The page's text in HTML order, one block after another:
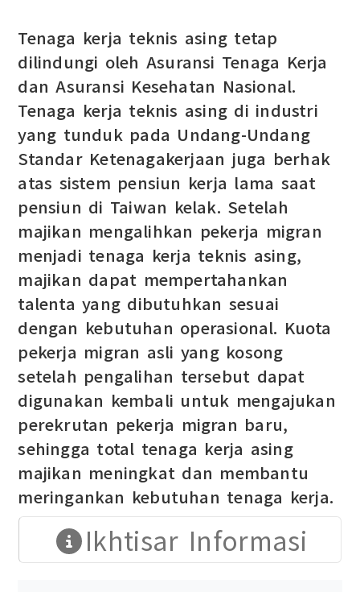
Tenaga kerja teknis asing tetap
dilindungi oleh Asuransi Tenaga Kerja
dan Asuransi Kesehatan Nasional.
Tenaga kerja teknis asing di industri
yang tunduk pada Undang-Undang
Standar Ketenagakerjaan juga berhak
atas sistem pensiun kerja lama saat
pensiun di Taiwan kelak. Setelah
majikan mengalihkan pekerja migran
menjadi tenaga kerja teknis asing,
majikan dapat mempertahankan
talenta yang dibutuhkan sesuai
dengan kebutuhan operasional. Kuota
pekerja migran asli yang kosong
setelah pengalihan tersebut dapat
digunakan kembali untuk mengajukan
perekrutan pekerja migran baru,
sehingga total tenaga kerja asing
majikan meningkat dan membantu
meringankan kebutuhan tenaga kerja.
Ikhtisar Informasi